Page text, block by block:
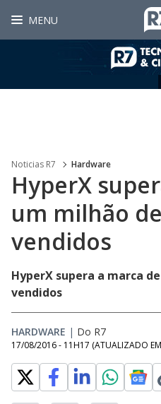
MENU
Noticias R7 Hardware
HyperX
um milhão
vendidos
HyperX supera a marca
vendidos
HARDWARE | Do R7
17/08/2016 - 11H17 (ATUALIZADO EM